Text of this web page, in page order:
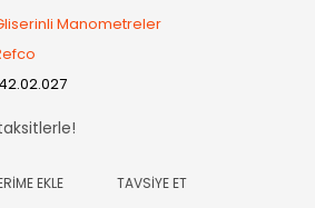
Manometreler
TAVSİYE ET